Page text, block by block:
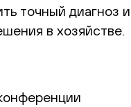
точный диагноз и
в хозяйстве.